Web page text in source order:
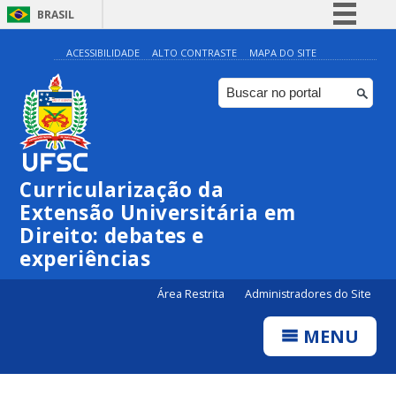
BRASIL
Simplifique!
Comunica BR
Participe
ACESSIBILIDADE ALTO CONTRASTE MAPA DO SITE
Curricularização da
Extensão Universitária em
Direito: debates e
experiências
Área Restrita Administradores do Site
MENU